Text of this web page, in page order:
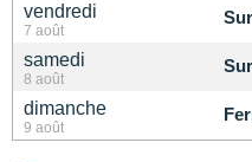
vendredi
7 août
samedi
8 août
dimanche
9 août